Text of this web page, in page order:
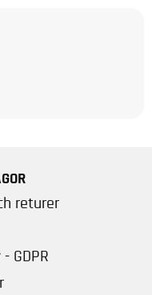
returer
GDPR